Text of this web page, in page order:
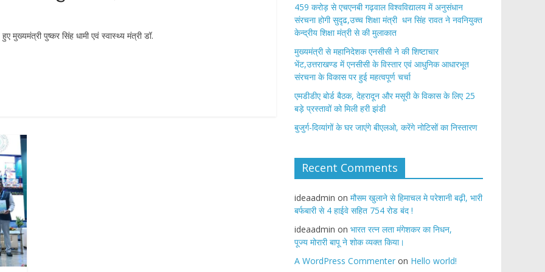
मुख्यमंत्री पुष्कर सिंह धामी एवं स्वास्थ्य मंत्री डॉ.
459 करोड़ से एचएनबी गढ़वाल विश्वविद्यालय में अनुसंधान
संरचना होगी सुदृढ,उच्च शिक्षा मंत्री धन सिंह रावत ने नवनियुक्त
केन्द्रीय शिक्षा मंत्री से की मुलाकात
मुख्यमंत्री से महानिदेशक एनसीसी ने की शिष्टाचार
भेंट,उत्तराखण्ड में एनसीसी के विस्तार एवं आधुनिक आधारभूत
संरचना के विकास पर हुई महत्वपूर्ण चर्चा
एमडीडीए बोर्ड बैठक, देहरादून और मसूरी के विकास के लिए 25
बड़े प्रस्तावों को मिली हरी झंडी
बुजुर्ग-दिव्यांगों के घर जाएंगे बीएलओ, करेंगे नोटिसों का निस्तारण
Recent Comments
ideaadmin on मौसम खुलाने से हिमाचल मे परेशानी बढ़ी, भारी
बर्फबारी से 4 हाईवे सहित 754 रोड बंद !
ideaadmin on भारत रत्न लता मंगेशकर का निधन,
पूज्य मोरारी बापू ने शोक व्यक्त किया।
A WordPress Commenter on Hello world!